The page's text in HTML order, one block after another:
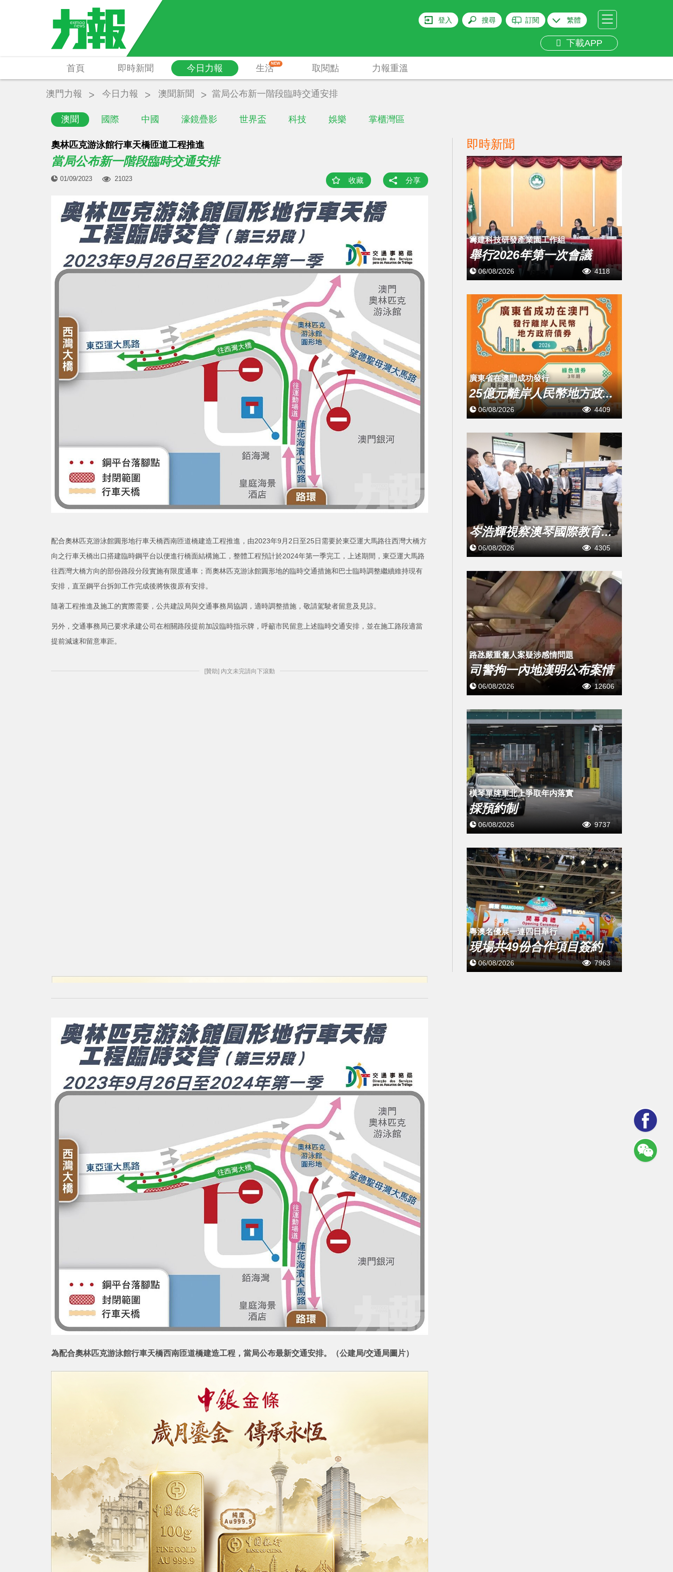
登入 搜尋 訂閱 繁體
下載APP
首頁 即時新聞 今日力報
澳聞 國際 中國 濠鏡疊影 世界盃 科技 娛樂 掌櫃灣區
生活NEW 取閱點 力報重溫
澳門力報 今日力報 澳聞新聞 當局公布新一階段臨時交通安排
奧林匹克游泳館行車天橋匝道工程推進
當局公布新一階段臨時交通安排
01/09/2023 21023 收藏 分享
配合奧林匹克游泳館圓形地行車天橋西南匝道橋建造工程推進，由2023年9月2日至25日需要於東亞運大馬路往西灣大橋方
向之行車天橋出口搭建臨時鋼平台以便進行橋面結構施工，整體工程預計於2024年第一季完工，上述期間，東亞運大馬路
往西灣大橋方向的部份路段分段實施有限度通車；而奧林匹克游泳館圓形地的臨時交通措施和巴士臨時調整繼續維持現有
安排，直至鋼平台拆卸工作完成後將恢復原有安排。
隨著工程推進及施工的實際需要，公共建設局與交通事務局協調，適時調整措施，敬請駕駛者留意及見諒。
另外，交通事務局已要求承建公司在相關路段提前加設臨時指示牌，呼籲市民留意上述臨時交通安排，並在施工路段適當
提前減速和留意車距。
[贊助] 內文未完請向下滾動
為配合奧林匹克游泳館行車天橋西南匝道橋建造工程，當局公布最新交通安排。（公建局/交通局圖片）
即時新聞
籌建科技研發產業園工作組
舉行2026年第一次會議
06/08/2026 4118
廣東省在澳門成功發行
25億元離岸人民幣地方政...
06/08/2026 4409
岑浩輝視察澳琴國際教育...
06/08/2026 4305
​路氹嚴重傷人案疑涉感情問題
司警拘一內地漢明公布案情
06/08/2026 12606
橫琴單牌車北上爭取年内落實
採預約制
06/08/2026 9737
粵澳名優展一連四日舉行
現場共49份合作項目簽約
06/08/2026 7963